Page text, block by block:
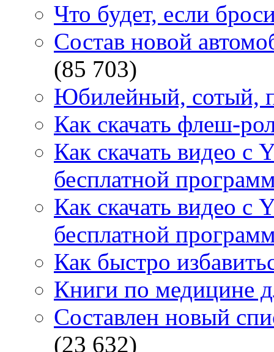
Что будет, если
Состав новой
(85 703)
Юбилейный, сотый,
Как скачать флеш-
Как скачать видео с
бесплатной
Как скачать видео с
бесплатной
Как быстро
Книги по медицине
Составлен новый
(23 632)